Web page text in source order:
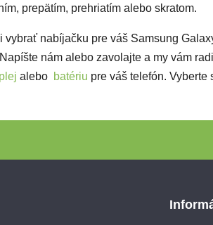
prepätím, prehriatím alebo skratom.
vybrať nabíjačku pre váš Samsung
nám alebo zavolajte a my vám
alebo batériu pre váš telefón. Vyberte